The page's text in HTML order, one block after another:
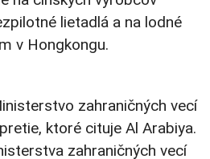
lietadlá a na lodné
v Hongkongu.
zahraničných vecí
ktoré cituje Al Arabiya.
zahraničných vecí